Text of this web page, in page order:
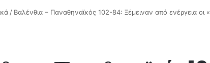
/ Βαλένθια – Παναθηναϊκός 102-84: Ξέμειναν από ενέργεια οι